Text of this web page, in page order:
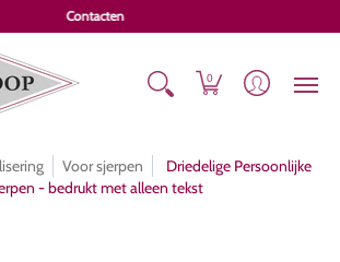
Erelinten Koopjes
Contacten
0
Voor sjerpen
Driedelige Persoonlijke
- bedrukt met alleen tekst